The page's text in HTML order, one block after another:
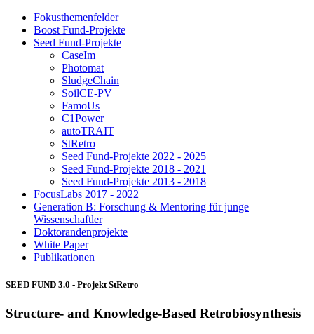
Fokusthemenfelder
Boost Fund-Projekte
Seed Fund-Projekte
CaseIm
Photomat
SludgeChain
SoilCE-PV
FamoUs
C1Power
autoTRAIT
StRetro
Seed Fund-Projekte 2022 - 2025
Seed Fund-Projekte 2018 - 2021
Seed Fund-Projekte 2013 - 2018
FocusLabs 2017 - 2022
Generation B: Forschung & Mentoring für junge
Wissenschaftler
Doktorandenprojekte
White Paper
Publikationen
SEED FUND 3.0 - ProjektStRetro
Structure- and Knowledge-Based Retrobiosynthesis